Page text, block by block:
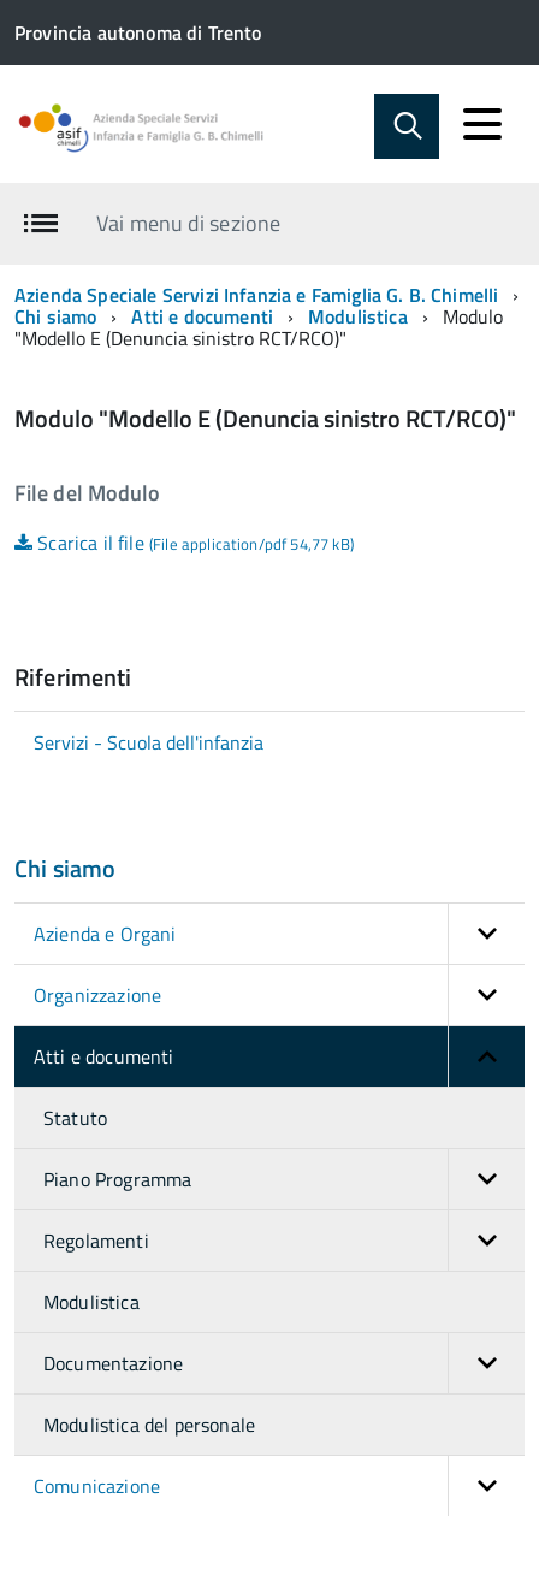
Provincia autonoma di Trento
Vai menu di sezione
Azienda Speciale Servizi Infanzia e Famiglia G. B. Chimelli
Chi siamo Atti e documenti Modulistica Modulo
"Modello E (Denuncia sinistro RCT/RCO)"
Modulo "Modello E (Denuncia sinistro RCT/RCO)"
File del Modulo
Scarica il file (File application/pdf 54,77 kB)
Riferimenti
Servizi - Scuola dell'infanzia
Chi siamo
Azienda e Organi
Organizzazione
Atti e documenti
Statuto
Piano Programma
Regolamenti
Modulistica
Documentazione
Modulistica del personale
Comunicazione